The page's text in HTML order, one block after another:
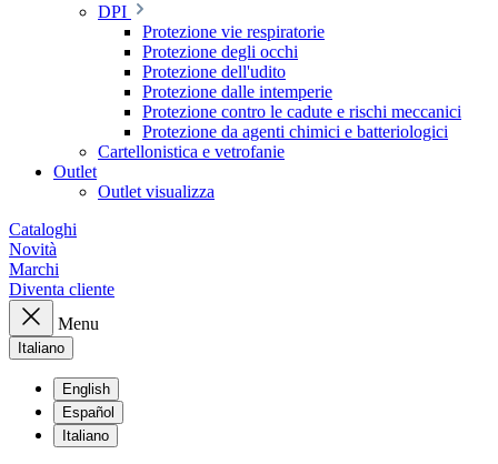
DPI
Protezione vie respiratorie
Protezione degli occhi
Protezione dell'udito
Protezione dalle intemperie
Protezione contro le cadute e rischi meccanici
Protezione da agenti chimici e batteriologici
Cartellonistica e vetrofanie
Outlet
Outlet visualizza
Cataloghi
Novità
Marchi
Diventa cliente
Menu
Italiano
English
Español
Italiano